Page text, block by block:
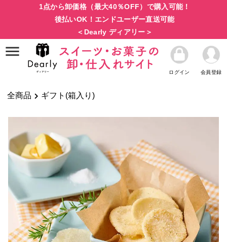
1点から卸価格（最大40％OFF）で購入可能！
後払いOK！エンドユーザー直送可能
＜Dearly ディアリー＞
ログイン 会員登録
全商品 ギフト(箱入り)